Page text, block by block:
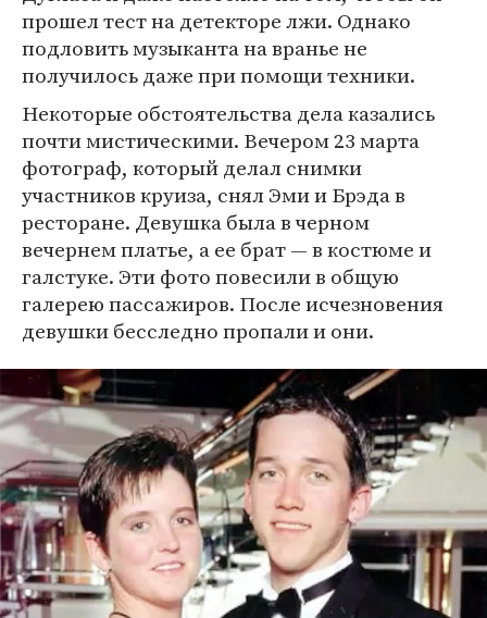
прошел тест на детекторе лжи. Однако
подловить музыканта на вранье не
получилось даже при помощи техники.
Некоторые обстоятельства дела казались
почти мистическими. Вечером 23 марта
фотограф, который делал снимки
участников круиза, снял Эми и Брэда в
ресторане. Девушка была в черном
вечернем платье, а ее брат — в костюме и
галстуке. Эти фото повесили в общую
галерею пассажиров. После исчезновения
девушки бесследно пропали и они.